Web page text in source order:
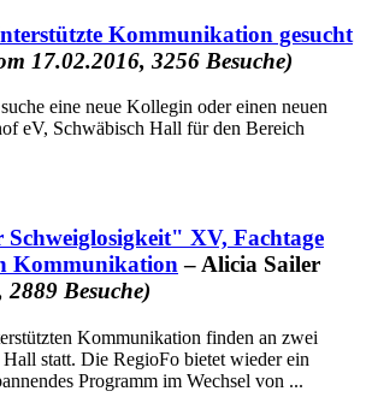
Kommunikation gesucht
17.02.2016, 3256 Besuche)
eine neue Kollegin oder einen neuen
eV, Schwäbisch Hall für den Bereich
XV, Fachtage
Kommunikation – Alicia Sailer
2889 Besuche)
Kommunikation finden an zwei
statt. Die RegioFo bietet wieder ein
Programm im Wechsel von ...